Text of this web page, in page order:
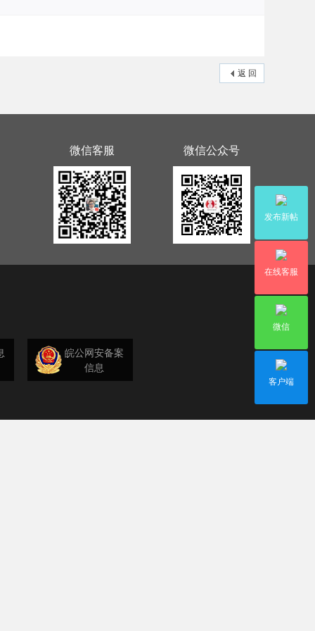
返 回
发布新帖
在线客服
微信
客户端
微信客服 微信公众号
皖公网安备案
信息